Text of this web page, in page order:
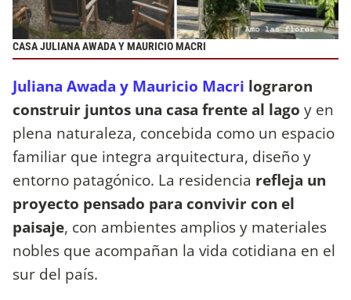
CASA JULIANA AWADA Y MAURICIO MACRI
Juliana Awada y Mauricio Macri lograron
construir juntos una casa frente al lago y en
plena naturaleza, concebida como un espacio
familiar que integra arquitectura, diseño y
entorno patagónico. La residencia refleja un
proyecto pensado para convivir con el
paisaje, con ambientes amplios y materiales
nobles que acompañan la vida cotidiana en el
sur del país.